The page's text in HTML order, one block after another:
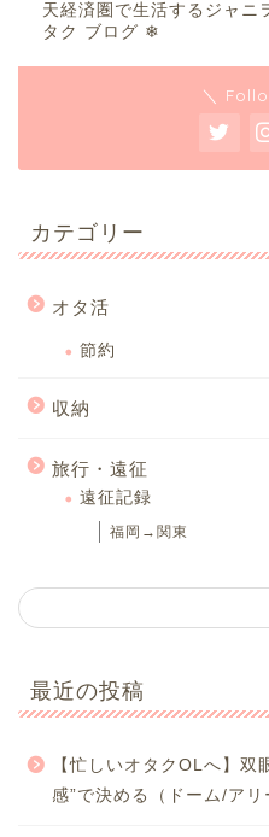
天経済圏で生活するジャニ
タク ブログ ❄︎
＼
カテゴリー
オタ活
節約
収納
旅行・遠征
遠征記録
福岡→関東
最近の投稿
【忙しいオタクOLへ】双
感”で決める（ドーム/ア